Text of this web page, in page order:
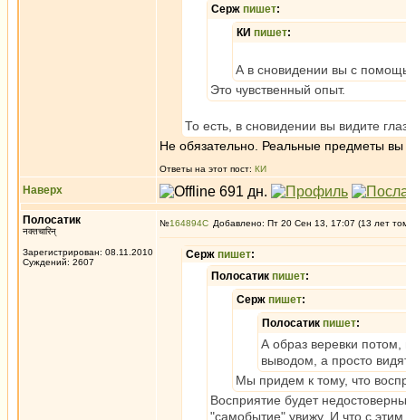
Серж пишет:
КИ пишет:
А в сновидении вы с
Это чувственный опыт.
То есть, в сновидении вы видите
Не обязательно. Реальные предметы вы
Ответы на этот пост: КИ
Наверх
Полосатик
नक्तचारिन्
Зарегистрирован: 08.11.2010
Суждений: 2607
№164894 Добавлено: Пт 20 Сен 13, 17:07 (13 лет
Серж пишет:
Полосатик пишет:
Серж пишет:
Полосатик пишет:
А образ веревки
выводом, а просто
Мы придем к тому, что
Восприятие будет
"самобытие" увижу. И что с этим